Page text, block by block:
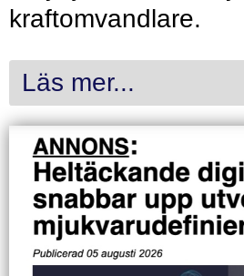
kraftomvandlare.
Läs mer...